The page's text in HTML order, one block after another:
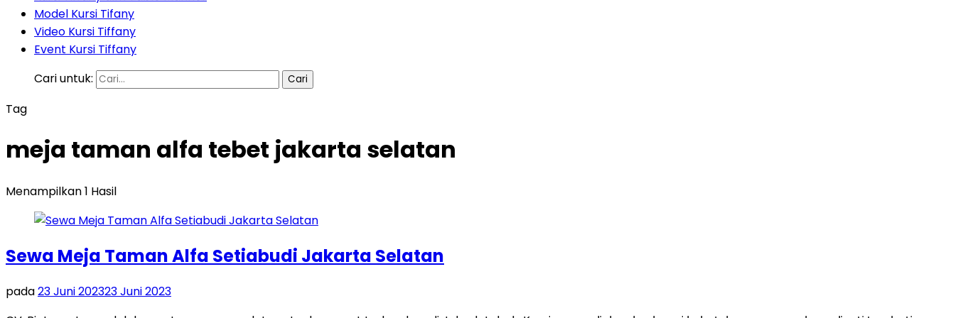
Model Kursi Tifany
Video Kursi Tiffany
Event Kursi Tiffany
Cari untuk:
Tag
meja taman alfa tebet jakarta selatan
Menampilkan 1 Hasil
Sewa Meja Taman Alfa Setiabudi Jakarta Selatan
pada23 Juni 202323 Juni 2023